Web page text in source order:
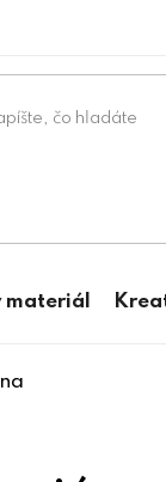
materiál